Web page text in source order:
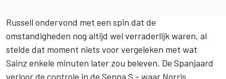
Russell ondervond met een spin dat de
omstandigheden nog altijd wel verraderlijk waren, al
stelde dat moment niets voor vergeleken met wat
Sainz enkele minuten later zou beleven. De Spanjaard
verloor de controle in de Senna S - waar Norris